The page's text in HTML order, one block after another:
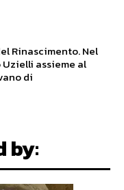
Nel
assieme al
di
by: